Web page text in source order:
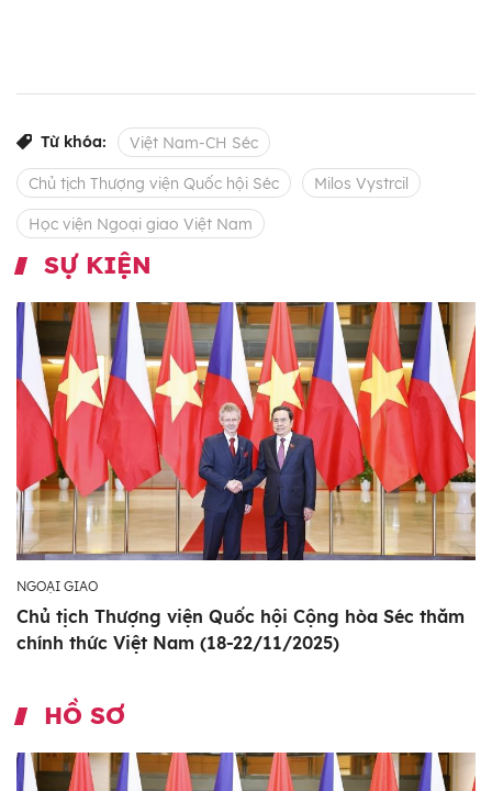
Từ khóa: Việt Nam-CH Séc
Chủ tịch Thượng viện Quốc hội Séc Milos Vystrcil
Học viện Ngoại giao Việt Nam
SỰ KIỆN
NGOẠI GIAO
Chủ tịch Thượng viện Quốc hội Cộng hòa Séc thăm
chính thức Việt Nam (18-22/11/2025)
HỒ SƠ